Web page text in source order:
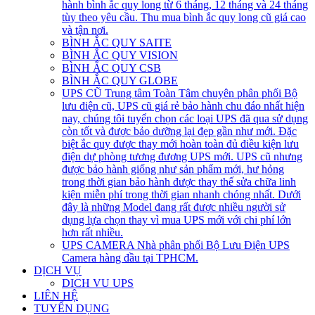
hành bình ắc quy long từ 6 tháng, 12 tháng và 24 tháng
tùy theo yêu cầu. Thu mua bình ắc quy long cũ giá cao
và tận nơi.
BÌNH ẮC QUY SAITE
BÌNH ẮC QUY VISION
BÌNH ẮC QUY CSB
BÌNH ẮC QUY GLOBE
UPS CŨ Trung tâm Toàn Tâm chuyên phân phối Bộ
lưu điện cũ, UPS cũ giá rẻ bảo hành chu đáo nhất hiện
nay, chúng tôi tuyển chọn các loại UPS đã qua sử dụng
còn tốt và được bảo dưỡng lại đẹp gần như mới. Đặc
biệt ắc quy được thay mới hoàn toàn đủ điều kiện lưu
điện dự phòng tương đương UPS mới. UPS cũ nhưng
được bảo hành giống như sản phẩm mới, hư hỏng
trong thời gian bảo hành được thay thế sửa chữa linh
kiện miễn phí trong thời gian nhanh chóng nhất. Dưới
đây là những Model đang rất được nhiều người sử
dụng lựa chọn thay vì mua UPS mới với chi phí lớn
hơn rất nhiều.
UPS CAMERA Nhà phân phối Bộ Lưu Điện UPS
Camera hàng đầu tại TPHCM.
DỊCH VỤ
DICH VU UPS
LIÊN HỆ
TUYỂN DỤNG